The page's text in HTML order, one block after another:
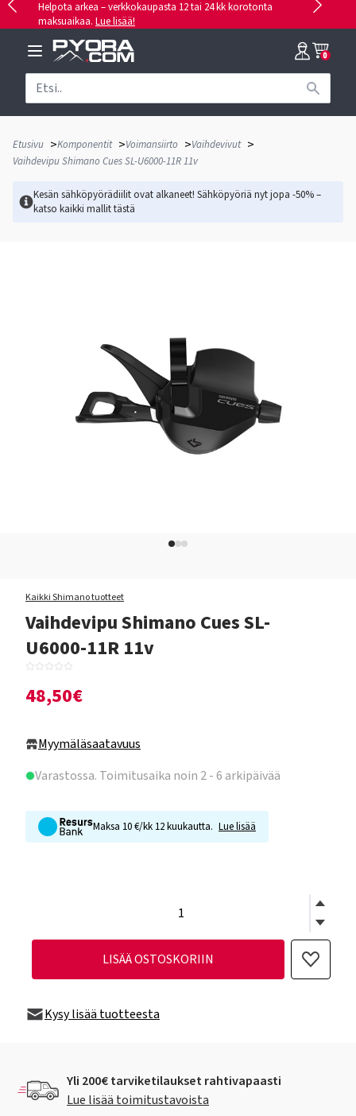
Helpota arkea – verkkokaupasta 12 tai 24 kk korotonta
maksuaikaa. Lue lisää!
0
Etusivu >Komponentit >Voimansiirto >Vaihdevivut >
Vaihdevipu Shimano Cues SL-U6000-11R 11v
Kesän sähköpyörädiilit ovat alkaneet! Sähköpyöriä nyt jopa -50% –
katso kaikki mallittästä
Kaikki Shimano tuotteet
Vaihdevipu Shimano Cues SL-
U6000-11R 11v
48,50€
Myymäläsaatavuus
Varastossa. Toimitusaika noin 2 - 6 arkipäivää
Maksa 10 €/kk 12 kuukautta. Lue lisää
LISÄÄ OSTOSKORIIN
Kysy lisää tuotteesta
Yli 200€ tarviketilaukset rahtivapaasti
Lue lisää toimitustavoista